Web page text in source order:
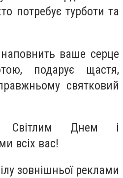
потребує турботи та
ваше серце
подарує щастя,
святковий
Світлим Днем і
всіх вас!
зовнішньої реклами